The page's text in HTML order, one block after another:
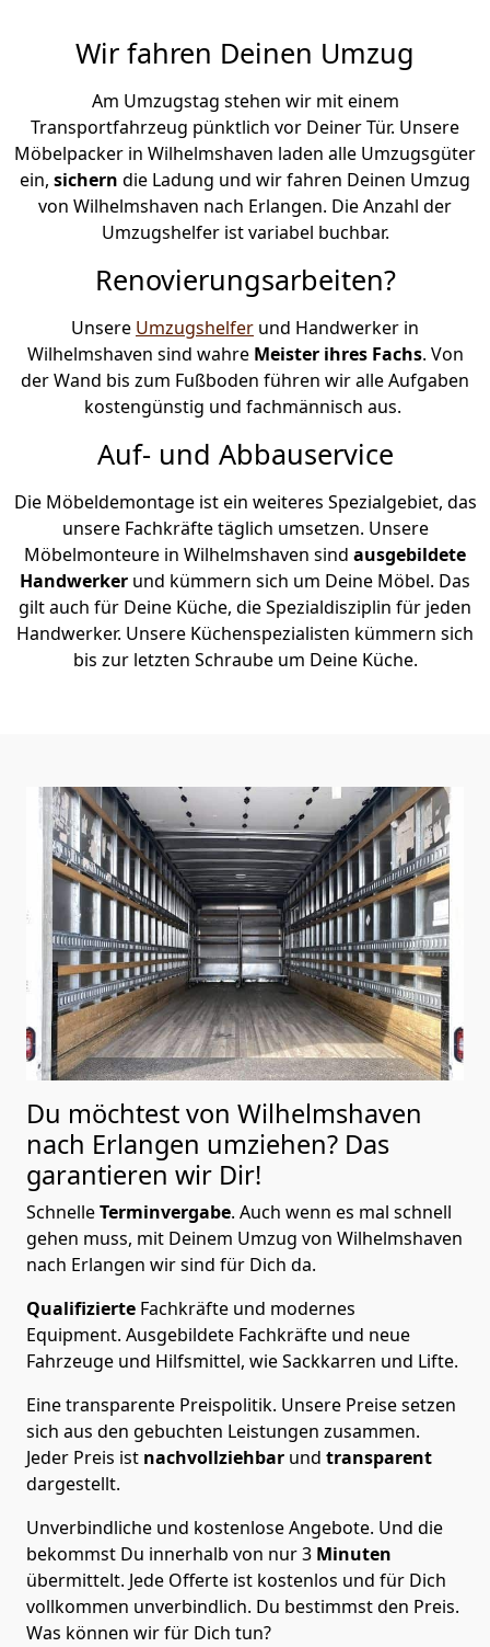
Wir fahren Deinen Umzug
Am Umzugstag stehen wir mit einem
Transportfahrzeug pünktlich vor Deiner Tür. Unsere
Möbelpacker in Wilhelmshaven laden alle Umzugsgüter
ein, sichern die Ladung und wir fahren Deinen Umzug
von Wilhelmshaven nach Erlangen. Die Anzahl der
Umzugshelfer ist variabel buchbar.
Renovierungsarbeiten?
Unsere Umzugshelfer und Handwerker in
Wilhelmshaven sind wahre Meister ihres Fachs. Von
der Wand bis zum Fußboden führen wir alle Aufgaben
kostengünstig und fachmännisch aus.
Auf- und Abbauservice
Die Möbeldemontage ist ein weiteres Spezialgebiet, das
unsere Fachkräfte täglich umsetzen. Unsere
Möbelmonteure in Wilhelmshaven sind ausgebildete
Handwerker und kümmern sich um Deine Möbel. Das
gilt auch für Deine Küche, die Spezialdisziplin für jeden
Handwerker. Unsere Küchenspezialisten kümmern sich
bis zur letzten Schraube um Deine Küche.
Du möchtest von Wilhelmshaven
nach Erlangen umziehen? Das
garantieren wir Dir!
SchnelleTerminvergabe. Auch wenn es mal schnell
gehen muss, mit Deinem Umzug von Wilhelmshaven
nach Erlangen wir sind für Dich da.
Qualifizierte Fachkräfte und modernes
Equipment. Ausgebildete Fachkräfte und neue
Fahrzeuge und Hilfsmittel, wie Sackkarren und Lifte.
Eine transparente Preispolitik. Unsere Preise setzen
sich aus den gebuchten Leistungen zusammen.
Jeder Preis ist nachvollziehbar und transparent
dargestellt.
Unverbindliche und kostenlose Angebote. Und die
bekommst Du innerhalb von nur3 Minuten
übermittelt. Jede Offerte ist kostenlos und für Dich
vollkommen unverbindlich. Du bestimmst den Preis.
Was können wir für Dich tun?